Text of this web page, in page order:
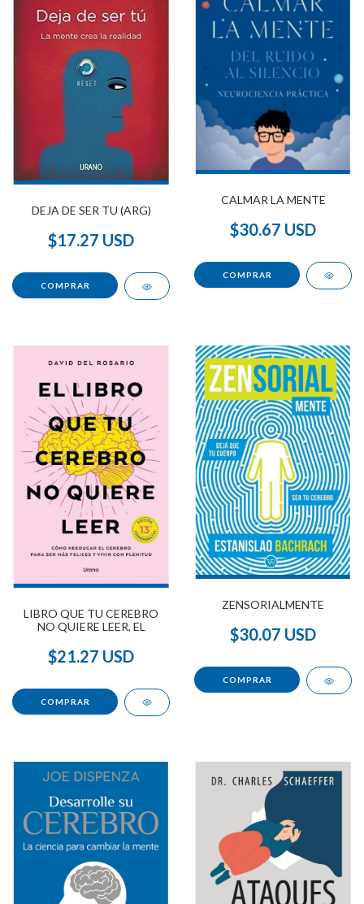
DEJA DE SER TU (ARG)
$17.27 USD
CALMAR LA MENTE
$30.67 USD
LIBRO QUE TU CEREBRO
NO QUIERE LEER, EL
$21.27 USD
ZENSORIALMENTE
$30.07 USD